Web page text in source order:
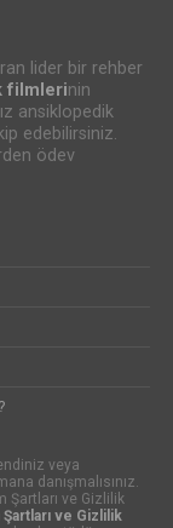
lider bir rehber
filmlerinin
ansiklopedik
edebilirsiniz.
ödev
veya
danışmalısınız.
Şartları ve Gizlilik
Şartları ve Gizlilik